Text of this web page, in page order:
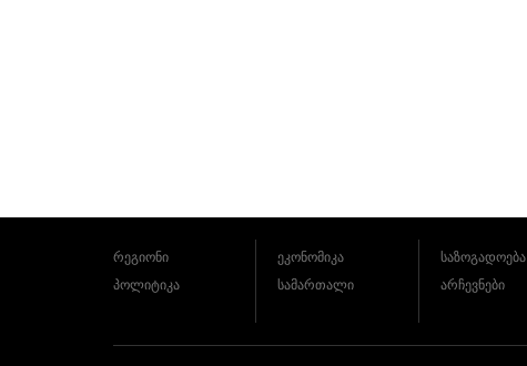
რეგიონი
პოლიტიკა
ეკონომიკა
სამართალი
საზოგადოება
არჩევნები